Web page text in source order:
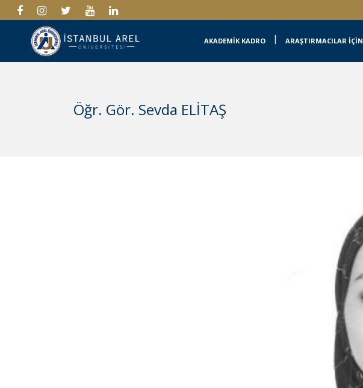
AKADEMİK KADRO ARAŞTIRMACILAR İÇİN
Öğr. Gör. Sevda ELİTAŞ